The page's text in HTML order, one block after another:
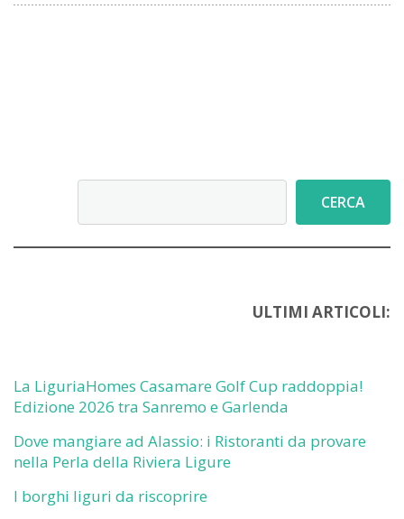
CERCA
ULTIMI ARTICOLI:
La LiguriaHomes Casamare Golf Cup raddoppia!
Edizione 2026 tra Sanremo e Garlenda
Dove mangiare ad Alassio: i Ristoranti da provare
nella Perla della Riviera Ligure
I borghi liguri da riscoprire